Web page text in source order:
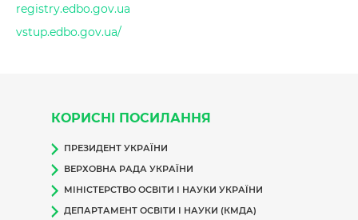
registry.edbo.gov.ua
vstup.edbo.gov.ua/
КОРИСНІ ПОСИЛАННЯ
ПРЕЗИДЕНТ УКРАЇНИ
ВЕРХОВНА РАДА УКРАЇНИ
МІНІСТЕРСТВО ОСВІТИ І НАУКИ УКРАЇНИ
ДЕПАРТАМЕНТ ОСВІТИ І НАУКИ (КМДА)